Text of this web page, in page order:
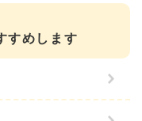
すめします